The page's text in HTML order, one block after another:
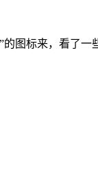
图标来，看了